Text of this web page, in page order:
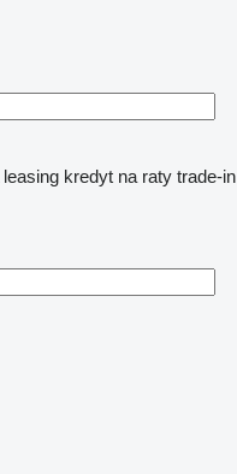
leasing kredyt na raty trade-in